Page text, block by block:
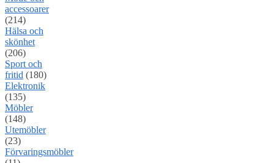
accessoarer
(214)
Hälsa och
skönhet
(206)
Sport och
fritid (180)
Elektronik
(135)
Möbler
(148)
Utemöbler
(23)
Förvaringsmöbler